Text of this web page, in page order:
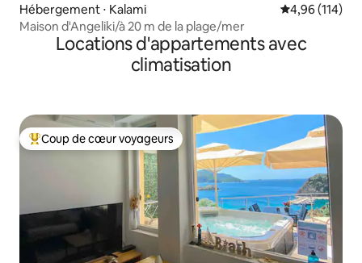
Hébergement ⋅ Kalami Évaluation
4,96 (114)
Maison d'Angeliki/à 20 m de la plage/mer
Locations d'appartements avec
climatisation
Coups de cœur voyageurs les plus appréciés
Coup de cœur voyageurs